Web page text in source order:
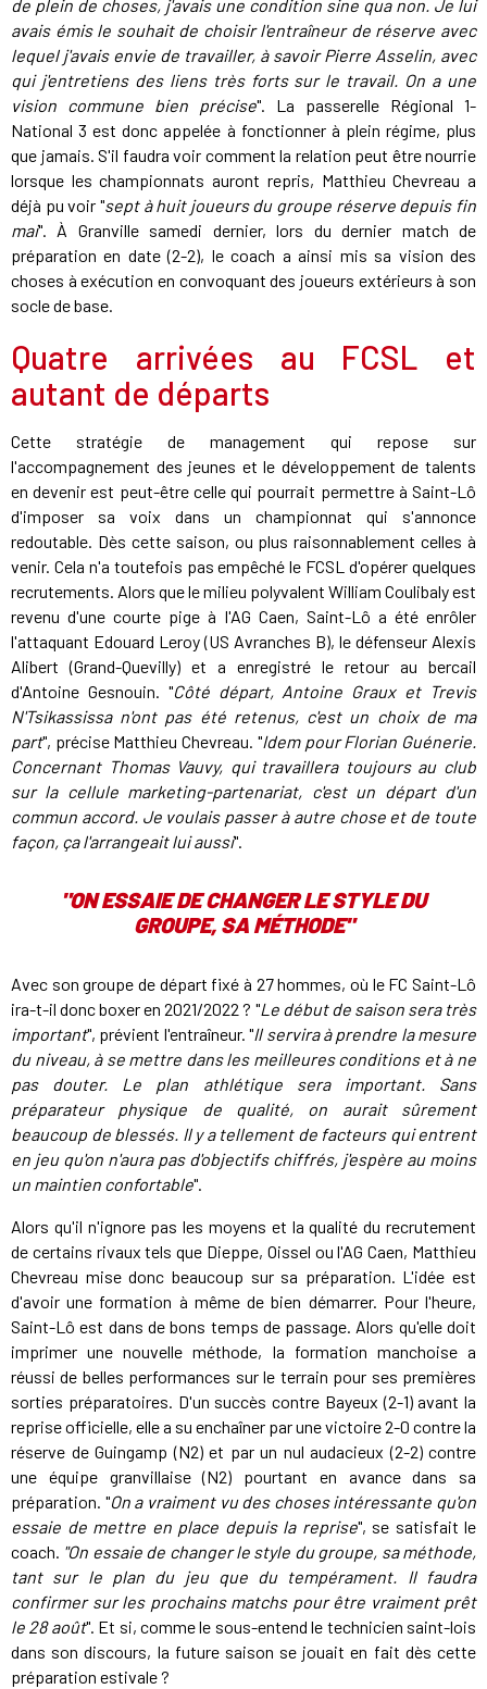
de plein de choses, j'avais une condition sine qua non. Je lui
avais émis le souhait de choisir l'entraîneur de réserve avec
lequel j'avais envie de travailler, à savoir Pierre Asselin, avec
qui j'entretiens des liens très forts sur le travail. On a une
vision commune bien précise". La passerelle Régional 1-
National 3 est donc appelée à fonctionner à plein régime, plus
que jamais. S'il faudra voir comment la relation peut être nourrie
lorsque les championnats auront repris, Matthieu Chevreau a
déjà pu voir "sept à huit joueurs du groupe réserve depuis fin
mai". À Granville samedi dernier, lors du dernier match de
préparation en date (2-2), le coach a ainsi mis sa vision des
choses à exécution en convoquant des joueurs extérieurs à son
socle de base.
Quatre arrivées au FCSL et
autant de départs
Cette stratégie de management qui repose sur
l'accompagnement des jeunes et le développement de talents
en devenir est peut-être celle qui pourrait permettre à Saint-Lô
d'imposer sa voix dans un championnat qui s'annonce
redoutable. Dès cette saison, ou plus raisonnablement celles à
venir. Cela n'a toutefois pas empêché le FCSL d'opérer quelques
recrutements. Alors que le milieu polyvalent William Coulibaly est
revenu d'une courte pige à l'AG Caen, Saint-Lô a été enrôler
l'attaquant Edouard Leroy (US Avranches B), le défenseur Alexis
Alibert (Grand-Quevilly) et a enregistré le retour au bercail
d'Antoine Gesnouin. "Côté départ, Antoine Graux et Trevis
N'Tsikassissa n'ont pas été retenus, c'est un choix de ma
part", précise Matthieu Chevreau. "Idem pour Florian Guénerie.
Concernant Thomas Vauvy, qui travaillera toujours au club
sur la cellule marketing-partenariat, c'est un départ d'un
commun accord. Je voulais passer à autre chose et de toute
façon, ça l'arrangeait lui aussi".
"ON ESSAIE DE CHANGER LE STYLE DU
GROUPE, SA MÉTHODE"
Avec son groupe de départ fixé à 27 hommes, où le FC Saint-Lô
ira-t-il donc boxer en 2021/2022 ? "Le début de saison sera très
important", prévient l'entraîneur. "Il servira à prendre la mesure
du niveau, à se mettre dans les meilleures conditions et à ne
pas douter. Le plan athlétique sera important. Sans
préparateur physique de qualité, on aurait sûrement
beaucoup de blessés. Il y a tellement de facteurs qui entrent
en jeu qu'on n'aura pas d'objectifs chiffrés, j'espère au moins
un maintien confortable".
Alors qu'il n'ignore pas les moyens et la qualité du recrutement
de certains rivaux tels que Dieppe, Oissel ou l'AG Caen, Matthieu
Chevreau mise donc beaucoup sur sa préparation. L'idée est
d'avoir une formation à même de bien démarrer. Pour l'heure,
Saint-Lô est dans de bons temps de passage. Alors qu'elle doit
imprimer une nouvelle méthode, la formation manchoise a
réussi de belles performances sur le terrain pour ses premières
sorties préparatoires. D'un succès contre Bayeux (2-1) avant la
reprise officielle, elle a su enchaîner par une victoire 2-0 contre la
réserve de Guingamp (N2) et par un nul audacieux (2-2) contre
une équipe granvillaise (N2) pourtant en avance dans sa
préparation. "On a vraiment vu des choses intéressante qu'on
essaie de mettre en place depuis la reprise", se satisfait le
coach. "On essaie de changer le style du groupe, sa méthode,
tant sur le plan du jeu que du tempérament. Il faudra
confirmer sur les prochains matchs pour être vraiment prêt
le 28 août". Et si, comme le sous-entend le technicien saint-lois
dans son discours, la future saison se jouait en fait dès cette
préparation estivale ?